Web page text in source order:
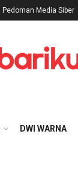
Pedoman Media Siber
DWI WARNA